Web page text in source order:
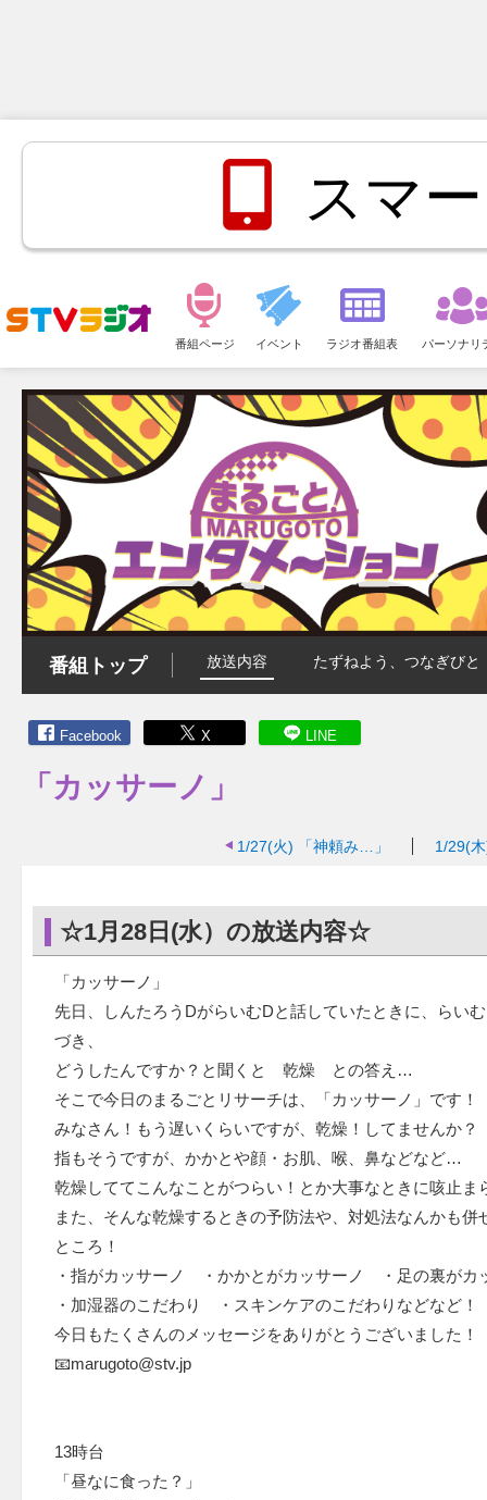
スマ
ュ
ー
番組ページ イベント ラジオ番組表 パーソナリ
番組トップ 放送内容 たずねよう、つなぎびと
Facebook X LINE
「カッサーノ」
1/27(火) 「神頼み…」 1/29(
☆1月28日(水）の放送内容☆
「カッサーノ」
先日、しんたろうDがらいむDと話していたときに、らい
づき、
どうしたんですか？と聞くと 乾燥 との答え…
そこで今日のまるごとリサーチは、「カッサーノ」です！
みなさん！もう遅いくらいですが、乾燥！してませんか？
指もそうですが、かかとや顔・お肌、喉、鼻などなど…
乾燥しててこんなことがつらい！とか大事なときに咳止
また、そんな乾燥するときの予防法や、対処法なんかも
ところ！
・指がカッサーノ ・かかとがカッサーノ ・足の裏が
・加湿器のこだわり ・スキンケアのこだわりなどなど
今日もたくさんのメッセージをありがとうございました！
📧marugoto@stv.jp
13時台
「昼なに食った？」